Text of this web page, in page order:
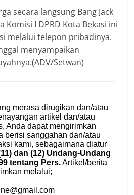
secara langsung Bang Jack
Komisi I DPRD Kota Bekasi ini
melalui telepon pribadinya.
menyampaikan
Setwan)